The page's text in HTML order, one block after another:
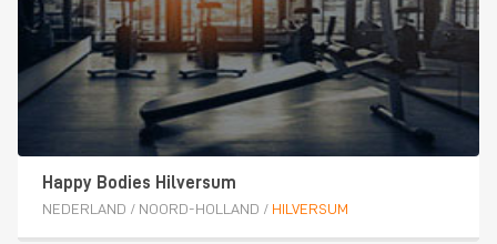
Happy Bodies Hilversum
NEDERLAND / NOORD-HOLLAND / HILVERSUM